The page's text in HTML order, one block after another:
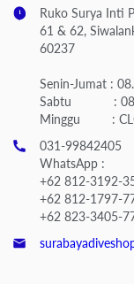
Ruko Surya Inti
61 & 62,
60237
Senin-Jumat :
Sabtu :
Minggu :
031-99842405
WhatsApp :
+62 812-3192-
+62 812-1797-
+62 823-3405-